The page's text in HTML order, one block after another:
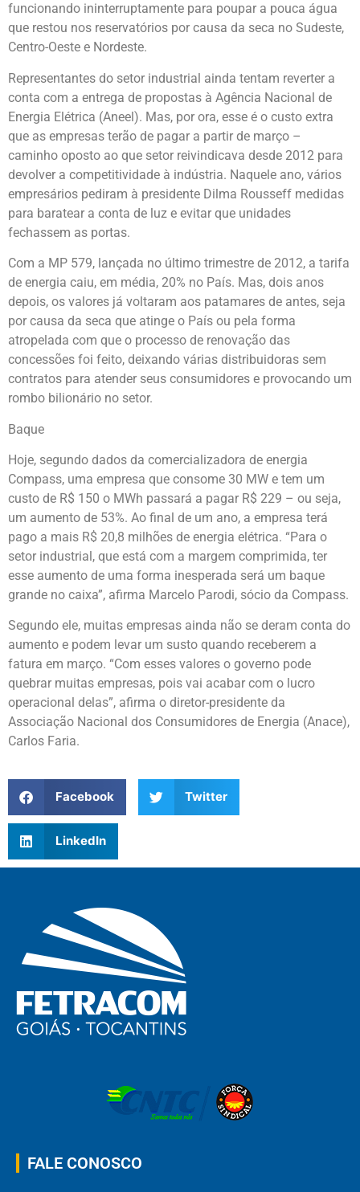
funcionando ininterruptamente para poupar a pouca água
que restou nos reservatórios por causa da seca no Sudeste,
Centro-Oeste e Nordeste.
Representantes do setor industrial ainda tentam reverter a
conta com a entrega de propostas à Agência Nacional de
Energia Elétrica (Aneel). Mas, por ora, esse é o custo extra
que as empresas terão de pagar a partir de março –
caminho oposto ao que setor reivindicava desde 2012 para
devolver a competitividade à indústria. Naquele ano, vários
empresários pediram à presidente Dilma Rousseff medidas
para baratear a conta de luz e evitar que unidades
fechassem as portas.
Com a MP 579, lançada no último trimestre de 2012, a tarifa
de energia caiu, em média, 20% no País. Mas, dois anos
depois, os valores já voltaram aos patamares de antes, seja
por causa da seca que atinge o País ou pela forma
atropelada com que o processo de renovação das
concessões foi feito, deixando várias distribuidoras sem
contratos para atender seus consumidores e provocando um
rombo bilionário no setor.
Baque
Hoje, segundo dados da comercializadora de energia
Compass, uma empresa que consome 30 MW e tem um
custo de R$ 150 o MWh passará a pagar R$ 229 – ou seja,
um aumento de 53%. Ao final de um ano, a empresa terá
pago a mais R$ 20,8 milhões de energia elétrica. “Para o
setor industrial, que está com a margem comprimida, ter
esse aumento de uma forma inesperada será um baque
grande no caixa”, afirma Marcelo Parodi, sócio da Compass.
Segundo ele, muitas empresas ainda não se deram conta do
aumento e podem levar um susto quando receberem a
fatura em março. “Com esses valores o governo pode
quebrar muitas empresas, pois vai acabar com o lucro
operacional delas”, afirma o diretor-presidente da
Associação Nacional dos Consumidores de Energia (Anace),
Carlos Faria.
Facebook Twitter
LinkedIn
FALE CONOSCO